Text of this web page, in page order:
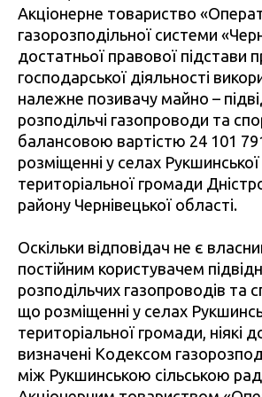
Акціонерне товариство
газорозподільної системи
достатньої правової підстави
господарської діяльності
належне позивачу майно –
розподільчі газопроводи та
балансовою вартістю 24 101
розміщенні у селах Рукшинської
територіальної громади
району Чернівецької області.
Оскільки відповідач не є
постійним користувачем
розподільчих газопроводів та
що розміщенні у селах
територіальної громади, ніякі
визначені Кодексом
між Рукшинською сільською